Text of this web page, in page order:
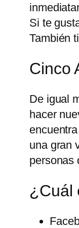
Si te
También
Cinco
De igual
hacer
una gran
personas
¿Cuál